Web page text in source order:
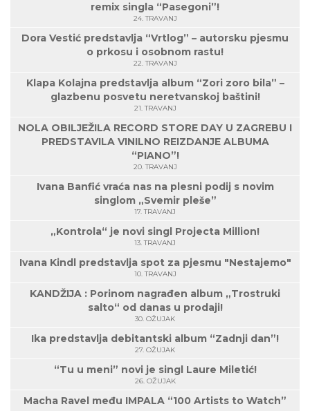
remix singla “Pasegoni”!
24. TRAVANJ
Dora Vestić predstavlja “Vrtlog” – autorsku pjesmu
o prkosu i osobnom rastu!
22. TRAVANJ
Klapa Kolajna predstavlja album “Zori zoro bila” –
glazbenu posvetu neretvanskoj baštini!
21. TRAVANJ
NOLA OBILJEŽILA RECORD STORE DAY U ZAGREBU I
PREDSTAVILA VINILNO REIZDANJE ALBUMA
“PIANO”!
20. TRAVANJ
Ivana Banfić vraća nas na plesni podij s novim
singlom „Svemir pleše”
17. TRAVANJ
„Kontrola“ je novi singl Projecta Million!
13. TRAVANJ
Ivana Kindl predstavlja spot za pjesmu "Nestajemo"
10. TRAVANJ
KANDŽIJA : Porinom nagrađen album „Trostruki
salto“ od danas u prodaji!
30. OŽUJAK
Ika predstavlja debitantski album “Zadnji dan”!
27. OŽUJAK
“Tu u meni” novi je singl Laure Miletić!
26. OŽUJAK
Macha Ravel među IMPALA “100 Artists to Watch”